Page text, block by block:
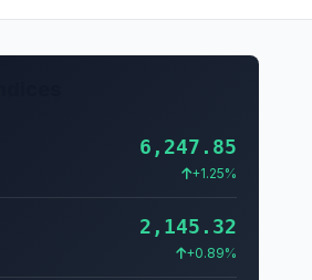
6,247.85
+1.25%
2,145.32
+0.89%